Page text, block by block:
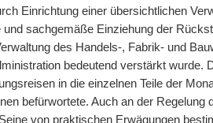
Einrichtung einer übersichtlichen
sachgemäße Einziehung der
des Handels-, Fabrik- und
bedeutend verstärkt wurde.
in die einzelnen Teile der
befürwortete. Auch an der Regelung
von praktischen Erwägungen